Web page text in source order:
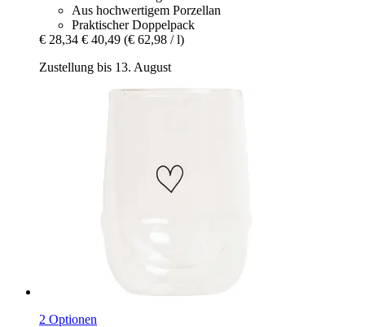
Aus hochwertigem Porzellan
Praktischer Doppelpack
€ 28,34 € 40,49 (€ 62,98 / l)
Zustellung bis 13. August
2 Optionen